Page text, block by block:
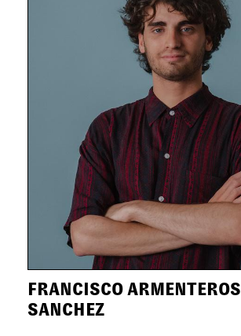
FRANCISCO ARMENTEROS
SANCHEZ